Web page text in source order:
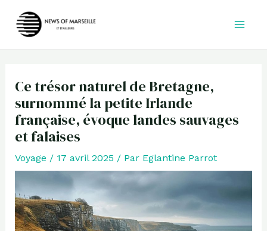
Ce trésor naturel de Bretagne,
surnommé la petite Irlande
française, évoque landes sauvages
et falaises
Voyage / 17 avril 2025 / Par Eglantine Parrot